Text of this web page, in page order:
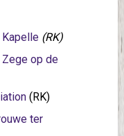
(RK)
op de
(RK)
ter